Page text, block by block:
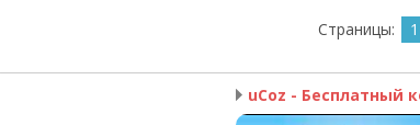
Страницы: 1